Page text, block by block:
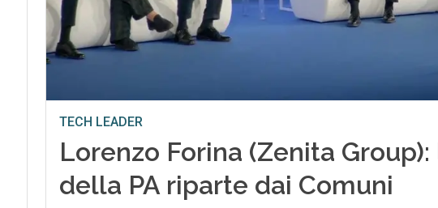
TECH LEADER
Lorenzo Forina (Zenita
della PA riparte dai Comuni